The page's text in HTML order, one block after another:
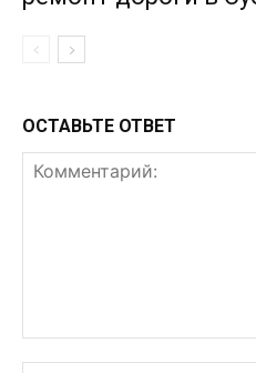
ОСТАВЬТЕ ОТВЕТ